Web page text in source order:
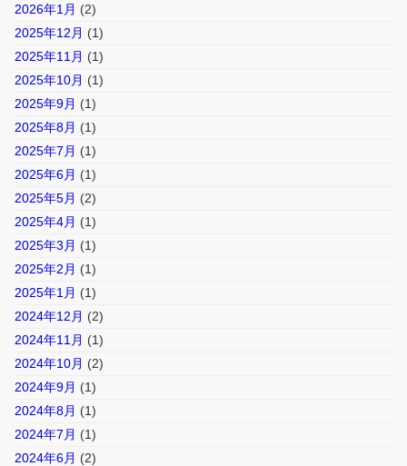
2026年1月 (2)
2025年12月 (1)
2025年11月 (1)
2025年10月 (1)
2025年9月 (1)
2025年8月 (1)
2025年7月 (1)
2025年6月 (1)
2025年5月 (2)
2025年4月 (1)
2025年3月 (1)
2025年2月 (1)
2025年1月 (1)
2024年12月 (2)
2024年11月 (1)
2024年10月 (2)
2024年9月 (1)
2024年8月 (1)
2024年7月 (1)
2024年6月 (2)